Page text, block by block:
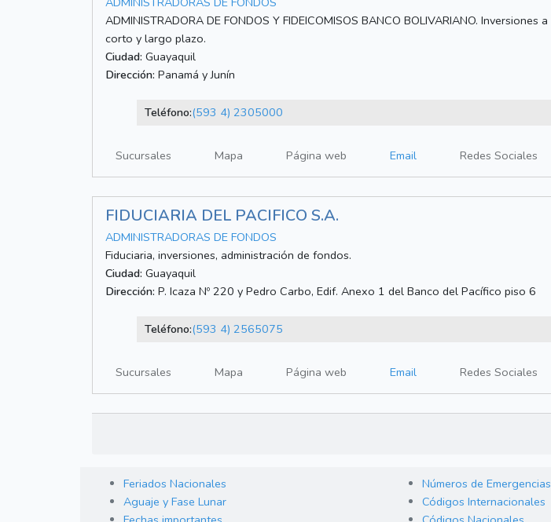
ADMINISTRADORA DE FONDOS Y FIDEICOMISOS BANCO BOLIVARIANO. Inversiones a
corto y largo plazo.
Ciudad: Guayaquil
Dirección: Panamá y Junín
Teléfono:(593 4) 2305000
Sucursales Mapa Página web Email Redes Sociales
FIDUCIARIA DEL PACIFICO S.A.
ADMINISTRADORAS DE FONDOS
Fiduciaria, inversiones, administración de fondos.
Ciudad: Guayaquil
Dirección: P. Icaza Nº 220 y Pedro Carbo, Edif. Anexo 1 del Banco del Pacífico piso 6
Teléfono:(593 4) 2565075
Sucursales Mapa Página web Email Redes Sociales
Feriados Nacionales
Aguaje y Fase Lunar
Números de Emergencias
Códigos Internacionales